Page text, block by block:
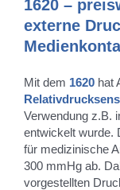
1620 –
externe
Mit dem 1620hat
Verwendung z.B.
entwickelt wurde.
für medizinische
300 mmHg ab.
vorgestellten